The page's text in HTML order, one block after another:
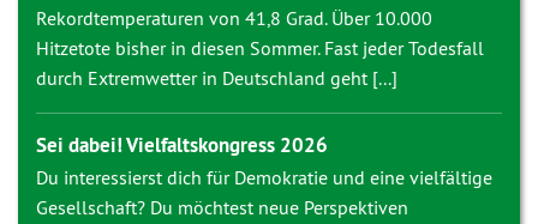
Rekordtemperaturen von 41,8 Grad. Über 10.000
Hitzetote bisher in diesen Sommer. Fast jeder Todesfall
durch Extremwetter in Deutschland geht [...]
Sei dabei! Vielfaltskongress 2026
Du interessierst dich für Demokratie und eine vielfältige
Gesellschaft? Du möchtest neue Perspektiven